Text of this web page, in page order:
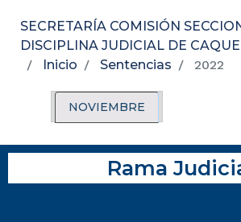
SECRETARÍA COMISIÓN
DISCIPLINA JUDICIAL DE
Inicio
Sentencias 2022
NOVIEMBRE
Rama